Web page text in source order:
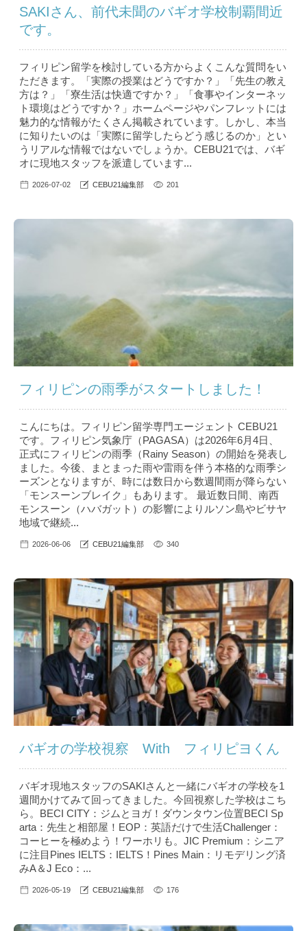
SAKIさん、前代未聞のバギオ学校制覇間近
です。
フィリピン留学を検討している方からよくこんな質問をい
ただきます。「実際の授業はどうですか？」「先生の教え
方は？」「寮生活は快適ですか？」「食事やインターネッ
ト環境はどうですか？」ホームページやパンフレットには
魅力的な情報がたくさん掲載されています。しかし、本当
に知りたいのは「実際に留学したらどう感じるのか」とい
うリアルな情報ではないでしょうか。CEBU21では、バギ
オに現地スタッフを派遣しています...
2026-07-02 CEBU21編集部 201
フィリピンの雨季がスタートしました！
こんにちは。フィリピン留学専門エージェント CEBU21
です。フィリピン気象庁（PAGASA）は2026年6月4日、
正式にフィリピンの雨季（Rainy Season）の開始を発表し
ました。今後、まとまった雨や雷雨を伴う本格的な雨季シ
ーズンとなりますが、時には数日から数週間雨が降らない
「モンスーンブレイク」もあります。 最近数日間、南西
モンスーン（ハバガット）の影響によりルソン島やビサヤ
地域で継続...
2026-06-06 CEBU21編集部 340
バギオの学校視察 With フィリピヨくん
バギオ現地スタッフのSAKIさんと一緒にバギオの学校を1
週間かけてみて回ってきました。今回視察した学校はこち
ら。BECI CITY：ジムとヨガ！ダウンタウン位置BECI Sp
arta：先生と相部屋！EOP：英語だけで生活Challenger：
コーヒーを極めよう！ワーホリも。JIC Premium：シニア
に注目Pines IELTS：IELTS！Pines Main：リモデリング済
みA＆J Eco：...
2026-05-19 CEBU21編集部 176